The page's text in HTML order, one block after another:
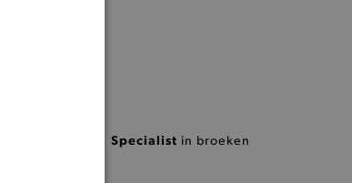
Specialist in broeken